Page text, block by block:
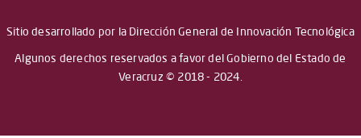
Sitio desarrollado por la Dirección General de Innovación Tecnológica
Algunos derechos reservados a favor del Gobierno del Estado de
Veracruz © 2018 - 2024.